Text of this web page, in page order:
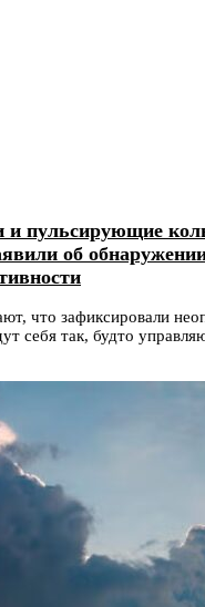
и пульсирующие
об
что зафиксировали
себя так, будто